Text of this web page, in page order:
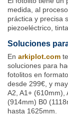
medida, al
práctica y precisa
piezoeléctrico,
Soluciones
En arkiplot.com
soluciones para
fotolitos en
desde 299€, y
A2, A1+ (610mm),
(914mm) B0
hasta 1625mm.